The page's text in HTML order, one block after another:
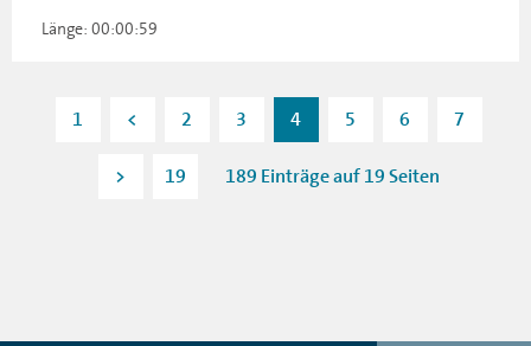
Länge: 00:00:59
1 < 2 3 4 5 6 7
> 19 189 Einträge auf 19 Seiten